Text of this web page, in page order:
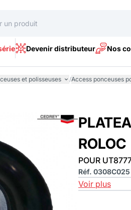
Devenir distributeur Nos
et polisseuses /Access ponceuses
ROLOC
POUR
Réf. 0308C025
Voir plus